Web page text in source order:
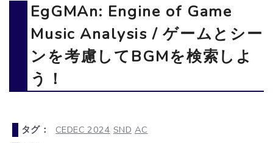
EgGMAn: Engine of Game
Music Analysis / ゲームとシー
ンを考慮してBGMを検索しよ
う！
タグ： CEDEC 2024 SND AC